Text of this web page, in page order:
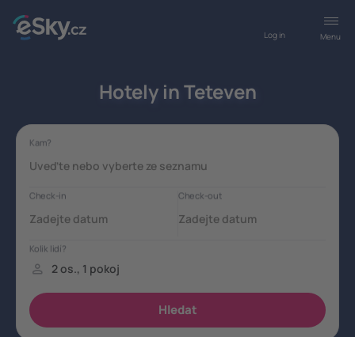
Menu
Log in
Hotely in Teteven